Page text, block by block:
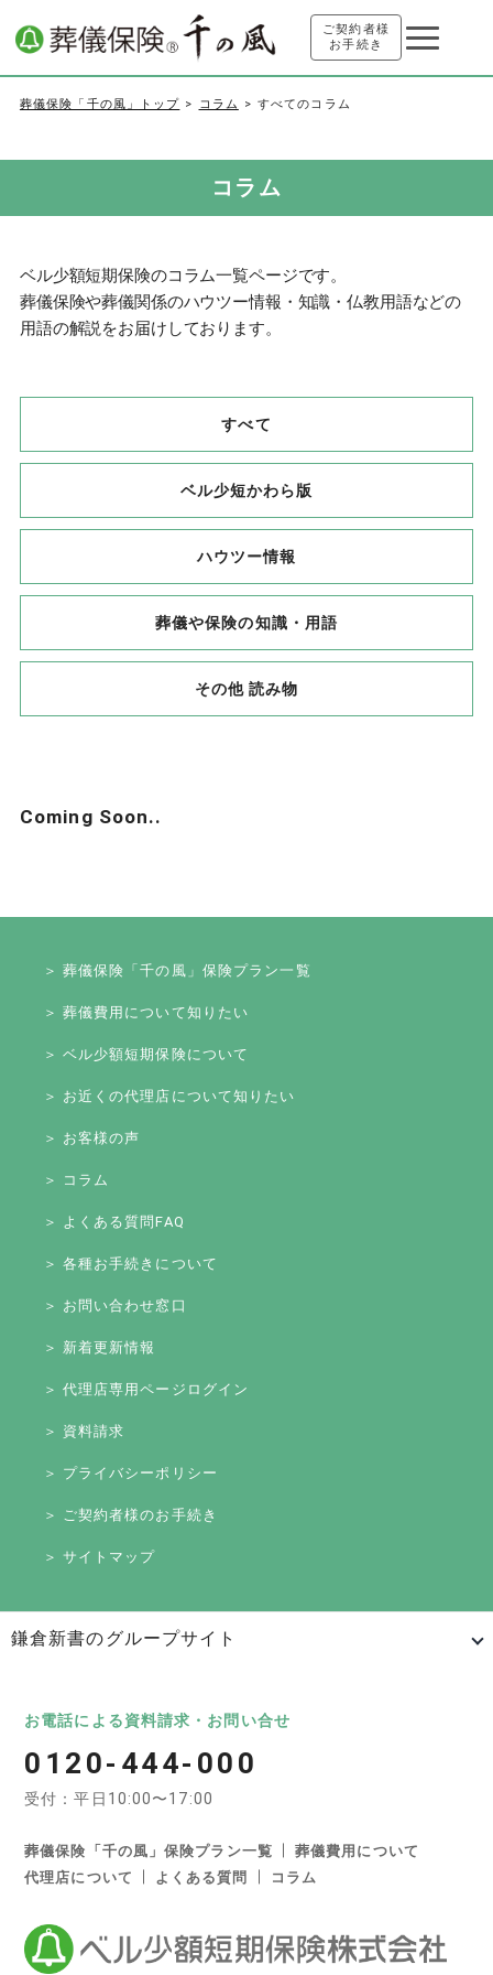
ご契約者様
お手続き
葬儀保険「千の風」トップ コラム すべてのコラム
コラム
ベル少額短期保険のコラム一覧ページです。
葬儀保険や葬儀関係のハウツー情報・知識・仏教用語などの
用語の解説をお届けしております。
すべて
ベル少短かわら版
ハウツー情報
葬儀や保険の知識・用語
その他 読み物
Coming Soon..
＞ 葬儀保険「千の風」保険プラン一覧
＞ 葬儀費用について知りたい
＞ ベル少額短期保険について
＞ お近くの代理店について知りたい
＞ お客様の声
＞ コラム
＞ よくある質問FAQ
＞ 各種お手続きについて
＞ お問い合わせ窓口
＞ 新着更新情報
＞ 代理店専用ページログイン
＞ 資料請求
＞ プライバシーポリシー
＞ ご契約者様のお手続き
＞ サイトマップ
鎌倉新書のグループサイト
いいお墓 Life.（ライフドット） いいお墓-永代供養墓版
いいお墓-ペット霊園版 樹木葬なび
寺院墓地.com 優良墓石・石材店ガイド
お墓の引越し＆墓じまいくん
いい葬儀 いいお坊さん
お電話による資料請求・お問い合せ
0120-444-000
受付：平日10:00〜17:00
葬儀保険「千の風」保険プラン一覧
葬儀費用について
代理店について
よくある質問 コラム